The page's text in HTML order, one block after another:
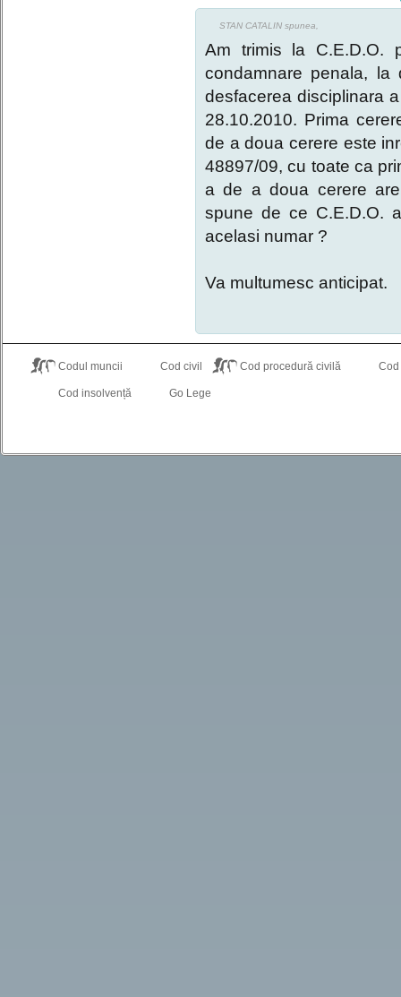
STAN CATALIN spunea,
Am trimis la C.E.D.O.
condamnare penala,
desfacerea disciplinara
28.10.2010. Prima
de a doua cerere este
48897/09, cu toate ca
a de a doua cerere
spune de ce C.E.D.O.
acelasi numar ?
Va multumesc anticipat.
Codul muncii Cod civil Cod procedură civilă
Cod insolvență Go Lege